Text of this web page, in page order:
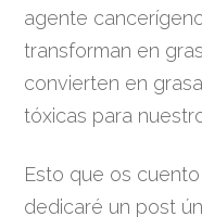
agente
transforman en
convierten en
tóxicas para
Esto que os
dedicaré un post